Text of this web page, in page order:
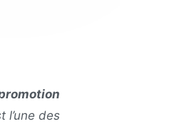
l’une des